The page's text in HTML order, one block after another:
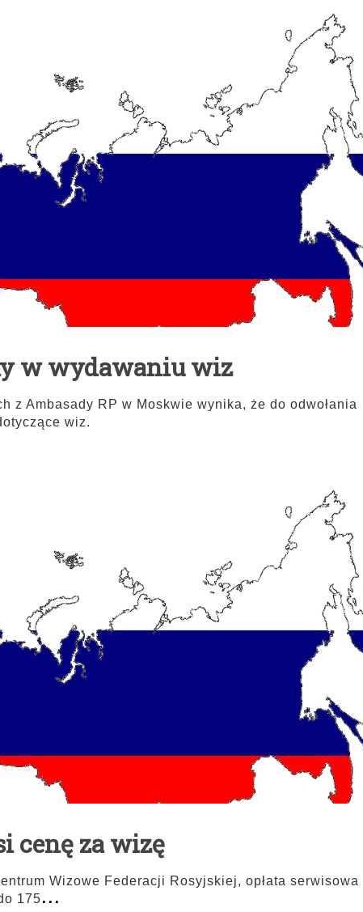
w wydawaniu wiz
z Ambasady RP w Moskwie wynika, że do odwołania
wiz.
cenę za wizę
Wizowe Federacji Rosyjskiej, opłata serwisowa
175...